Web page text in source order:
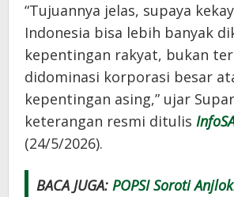
“Tujuannya jelas, supaya
Indonesia bisa lebih banyak
kepentingan rakyat, bukan
didominasi korporasi besar
kepentingan asing,” ujar
keterangan resmi ditulis
(24/5/2026).
BACA JUGA: POPSI Soroti